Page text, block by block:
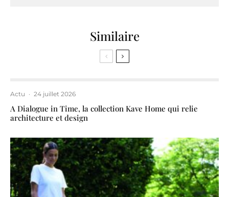
Similaire
Actu · 24 juillet 2026
A Dialogue in Time, la collection Kave Home qui relie
architecture et design